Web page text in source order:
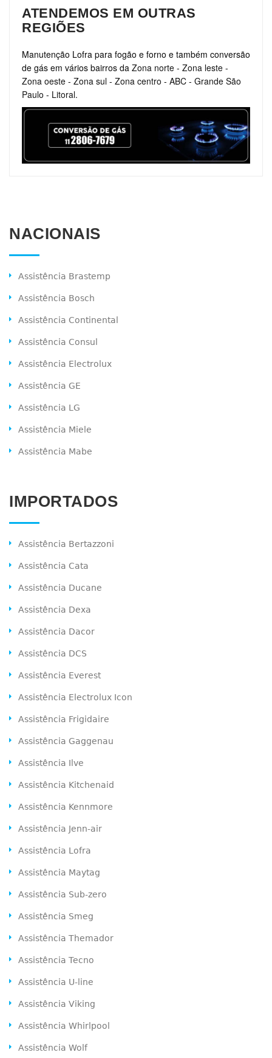
ATENDEMOS EM OUTRAS
REGIÕES
Manutenção Lofra para fogão e forno e também conversão
de gás em vários bairros da Zona norte - Zona leste -
Zona oeste - Zona sul - Zona centro - ABC - Grande São
Paulo - Litoral.
NACIONAIS
Assistência Brastemp
Assistência Bosch
Assistência Continental
Assistência Consul
Assistência Electrolux
Assistência GE
Assistência LG
Assistência Miele
Assistência Mabe
IMPORTADOS
Assistência Bertazzoni
Assistência Cata
Assistência Ducane
Assistência Dexa
Assistência Dacor
Assistência DCS
Assistência Everest
Assistência Electrolux Icon
Assistência Frigidaire
Assistência Gaggenau
Assistência Ilve
Assistência Kitchenaid
Assistência Kennmore
Assistência Jenn-air
Assistência Lofra
Assistência Maytag
Assistência Sub-zero
Assistência Smeg
Assistência Themador
Assistência Tecno
Assistência U-line
Assistência Viking
Assistência Whirlpool
Assistência Wolf